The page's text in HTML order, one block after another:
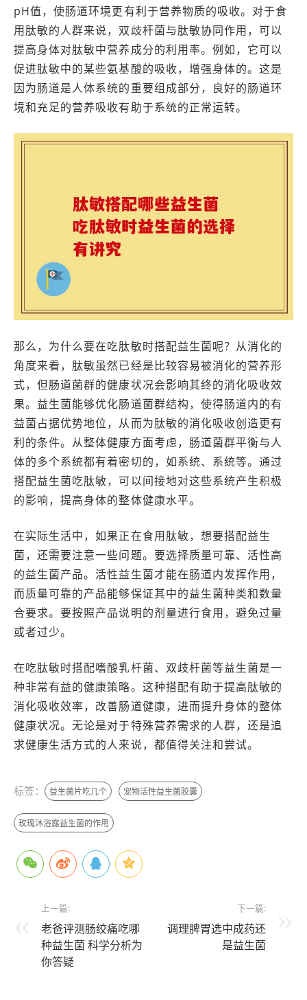
pH值，使肠道环境更有利于营养物质的吸收。对于食
用肽敏的人群来说，双歧杆菌与肽敏协同作用，可以
提高身体对肽敏中营养成分的利用率。例如，它可以
促进肽敏中的某些氨基酸的吸收，增强身体的。这是
因为肠道是人体系统的重要组成部分，良好的肠道环
境和充足的营养吸收有助于系统的正常运转。
那么，为什么要在吃肽敏时搭配益生菌呢？从消化的
角度来看，肽敏虽然已经是比较容易被消化的营养形
式，但肠道菌群的健康状况会影响其终的消化吸收效
果。益生菌能够优化肠道菌群结构，使得肠道内的有
益菌占据优势地位，从而为肽敏的消化吸收创造更有
利的条件。从整体健康方面考虑，肠道菌群平衡与人
体的多个系统都有着密切的，如系统、系统等。通过
搭配益生菌吃肽敏，可以间接地对这些系统产生积极
的影响，提高身体的整体健康水平。
在实际生活中，如果正在食用肽敏，想要搭配益生
菌，还需要注意一些问题。要选择质量可靠、活性高
的益生菌产品。活性益生菌才能在肠道内发挥作用，
而质量可靠的产品能够保证其中的益生菌种类和数量
合要求。要按照产品说明的剂量进行食用，避免过量
或者过少。
在吃肽敏时搭配嗜酸乳杆菌、双歧杆菌等益生菌是一
种非常有益的健康策略。这种搭配有助于提高肽敏的
消化吸收效率，改善肠道健康，进而提升身体的整体
健康状况。无论是对于特殊营养需求的人群，还是追
求健康生活方式的人来说，都值得关注和尝试。
标签： 益生菌片吃几个 宠物活性益生菌胶囊
玫瑰沐浴露益生菌的作用
上一篇:
老爸评测肠绞痛吃哪
种益生菌 科学分析为
你答疑
下一篇:
调理脾胃选中成药还
是益生菌